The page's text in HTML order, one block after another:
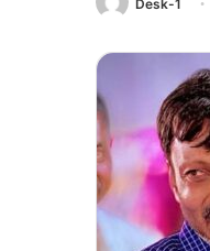
Desk-1